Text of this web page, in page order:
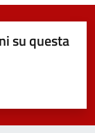
su questa